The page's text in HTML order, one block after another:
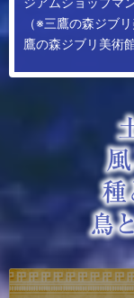
（※三鷹の森ジブ
鷹の森ジブリ美術